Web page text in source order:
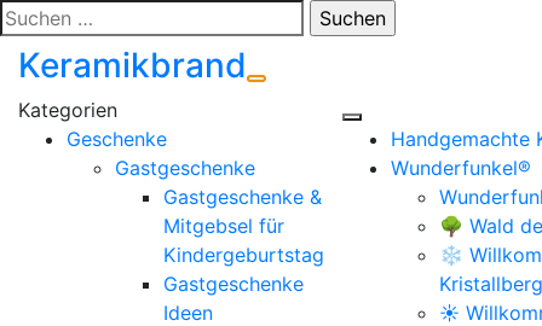
Zum
Inhalt
springen
Suchen
nach:
Keramikbrand
Geschenke
Gastgeschenke
Gastgeschenke &
Mitgebsel für
Kindergeburtstag
Gastgeschenke
Ideen
Handgemachte
Wunderfunkel®
🌳 Wald
❄️
☀️